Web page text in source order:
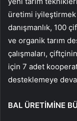
üretimi iyileştirmek
danışmanlık, 100
ve organik tarım
çalışmaları,
için 7 adet
desteklemeye
BAL ÜRETİMİNE